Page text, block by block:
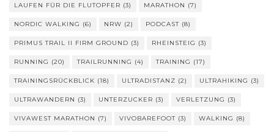
LAUFEN FÜR DIE FLUTOPFER (3) MARATHON (7)
NORDIC WALKING (6) NRW (2) PODCAST (8)
PRIMUS TRAIL II FIRM GROUND (3) RHEINSTEIG (3)
RUNNING (20) TRAILRUNNING (4) TRAINING (17)
TRAININGSRÜCKBLICK (18) ULTRADISTANZ (2) ULTRAHIKING (3)
ULTRAWANDERN (3) UNTERZUCKER (3) VERLETZUNG (3)
VIVAWEST MARATHON (7) VIVOBAREFOOT (3) WALKING (8)